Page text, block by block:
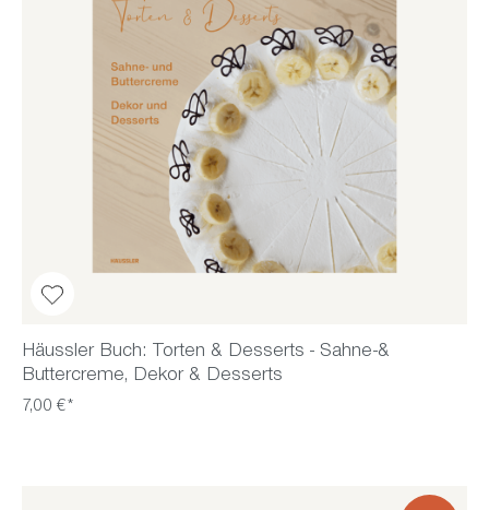
Häussler Buch: Torten & Desserts - Sahne-&
Buttercreme, Dekor & Desserts
7,00 €*